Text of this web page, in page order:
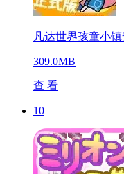
凡达世界孩童小镇
309.0MB
查 看
10